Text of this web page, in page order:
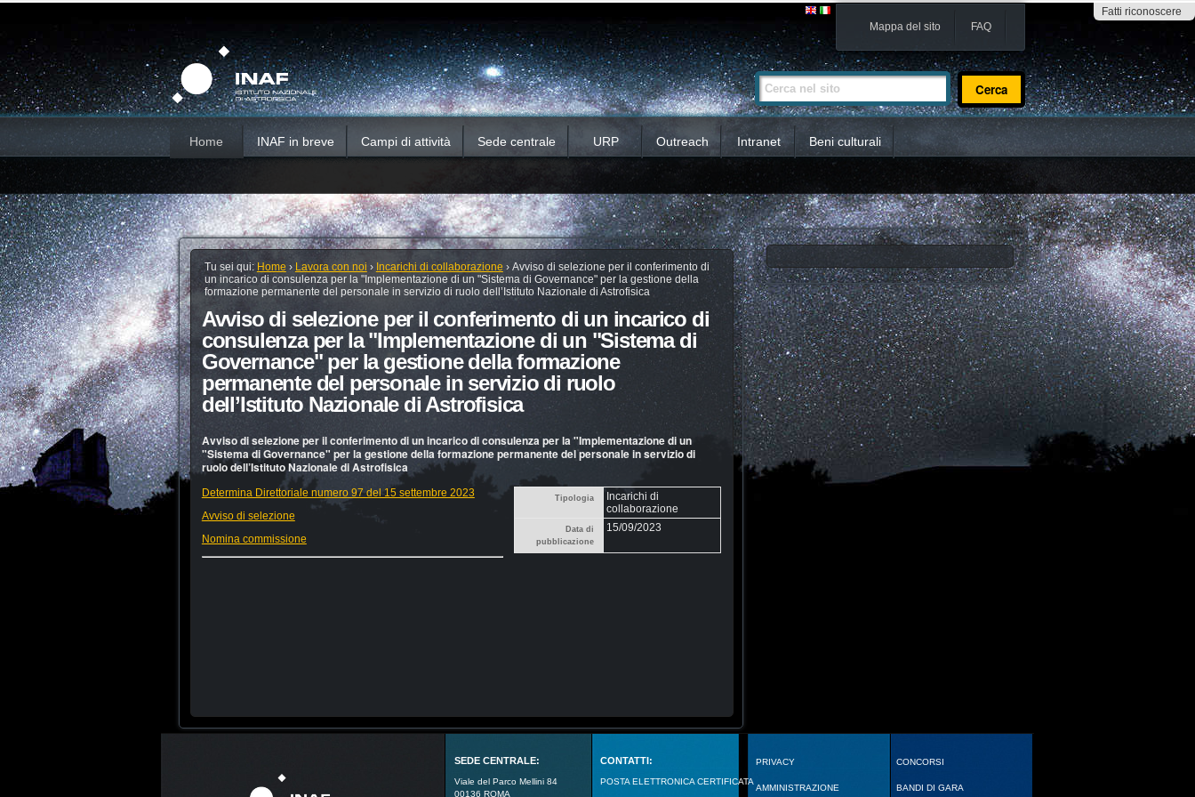
Fatti riconoscere
contenuti.
Salta
alla
navigazione
Mappa del sito FAQ
Cerca nel sito
Ricerca
avanzata…
Home INAF in breve Campi di attività Sede centrale URP Outreach Intranet Beni culturali
Tu sei qui: Home › Lavora con noi › Incarichi di collaborazione › Avviso di selezione per il conferimento di
un incarico di consulenza per la "Implementazione di un "Sistema di Governance" per la gestione della
formazione permanente del personale in servizio di ruolo dell’Istituto Nazionale di Astrofisica
Avviso di selezione per il conferimento di un incarico di
consulenza per la "Implementazione di un "Sistema di
Governance" per la gestione della formazione
permanente del personale in servizio di ruolo
dell’Istituto Nazionale di Astrofisica
Avviso di selezione per il conferimento di un incarico di consulenza per la "Implementazione di un
"Sistema di Governance" per la gestione della formazione permanente del personale in servizio di
ruolo dell’Istituto Nazionale di Astrofisica
Tipologia
Incarichi di
collaborazione
Data di
pubblicazione
15/09/2023
Determina Direttoriale numero 97 del 15 settembre 2023
Avviso di selezione
Nomina commissione
SEDE CENTRALE:
Viale del Parco Mellini 84
00136 ROMA
CONTATTI:
POSTA ELETTRONICA CERTIFICATA
PRIVACY
AMMINISTRAZIONE
CONCORSI
BANDI DI GARA